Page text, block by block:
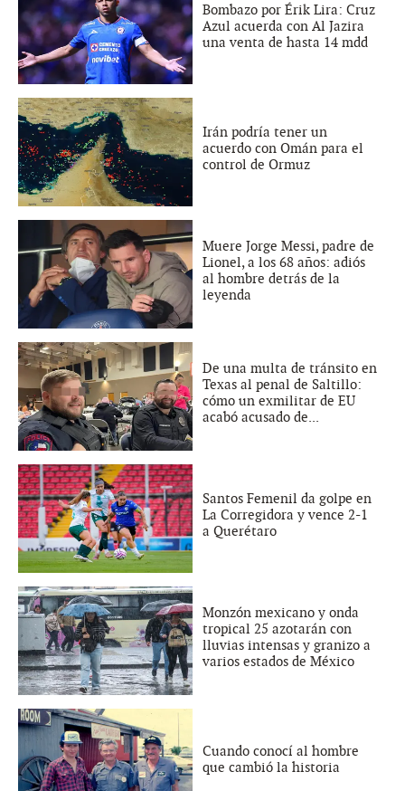
Bombazo por Érik Lira: Cruz
Azul acuerda con Al Jazira
una venta de hasta 14 mdd
Irán podría tener un
acuerdo con Omán para el
control de Ormuz
Muere Jorge Messi, padre de
Lionel, a los 68 años: adiós
al hombre detrás de la
leyenda
De una multa de tránsito en
Texas al penal de Saltillo:
cómo un exmilitar de EU
acabó acusado de...
Santos Femenil da golpe en
La Corregidora y vence 2-1
a Querétaro
Monzón mexicano y onda
tropical 25 azotarán con
lluvias intensas y granizo a
varios estados de México
Cuando conocí al hombre
que cambió la historia